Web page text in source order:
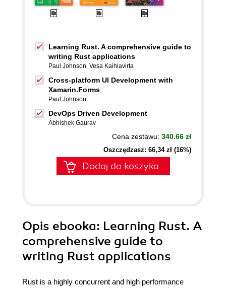
Learning Rust. A comprehensive guide to
writing Rust applications
Paul Johnson, Vesa Kaihlavirta
Cross-platform UI Development with
Xamarin.Forms
Paul Johnson
DevOps Driven Development
Abhishek Gaurav
Cena zestawu: 340.66 zł
Oszczędzasz: 66,34 zł (16%)
Dodaj do koszyka
Opis ebooka: Learning Rust. A
comprehensive guide to
writing Rust applications
Rust is a highly concurrent and high performance